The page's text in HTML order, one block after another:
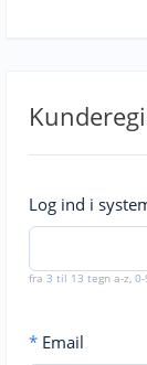
Log ind i
fra 3 til 13 tegn a-z, 0-
* Email